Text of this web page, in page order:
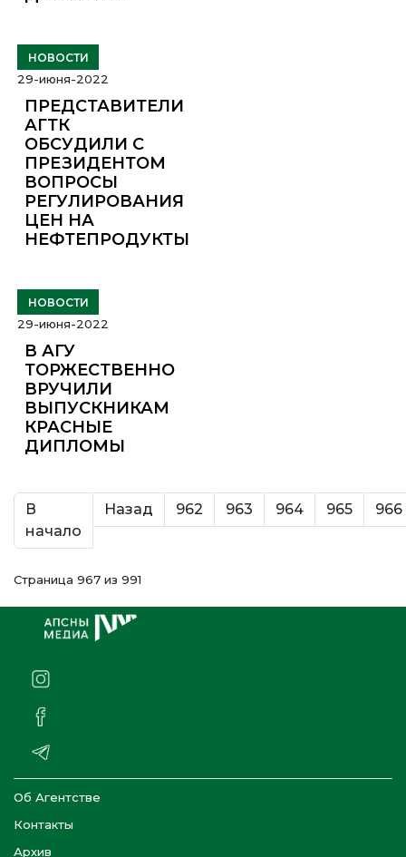
НОВОСТИ
29-июня-2022
ПРЕДСТАВИТЕЛИ
АГТК
ОБСУДИЛИ С
ПРЕЗИДЕНТОМ
ВОПРОСЫ
РЕГУЛИРОВАНИЯ
ЦЕН НА
НЕФТЕПРОДУКТЫ
НОВОСТИ
29-июня-2022
В АГУ
ТОРЖЕСТВЕННО
ВРУЧИЛИ
ВЫПУСКНИКАМ
КРАСНЫЕ
ДИПЛОМЫ
В
начало
Назад 962 963 964 965 966
Страница 967 из 991
Об Агентстве
Контакты
Архив